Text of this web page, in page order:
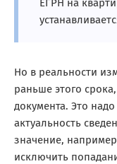
ЕГРН на
Но в реальности
раньше этого
документа. Это
актуальность
значение,
исключить